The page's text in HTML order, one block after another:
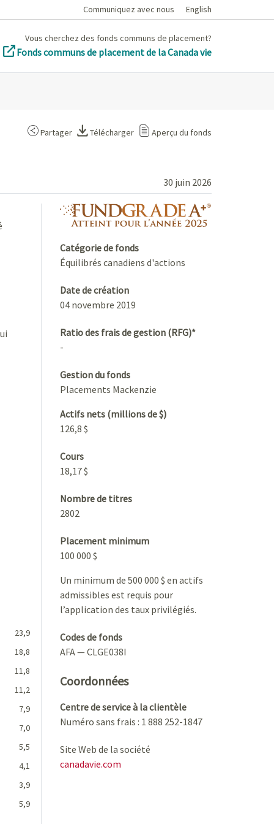
Communiquez avec nous English
Vous cherchez des fonds communs de placement?
Fonds communs de placement de la Canada vie
Partager Télécharger Aperçu du fonds
30 juin 2026
23,9
18,8
11,8
11,2
7,9
7,0
5,5
4,1
3,9
5,9
Catégorie de fonds
Équilibrés canadiens d'actions
Date de création
04 novembre 2019
Ratio des frais de gestion (RFG)*
-
Gestion du fonds
Placements Mackenzie
Actifs nets (millions de $)
126,8 $
Cours
18,17 $
Nombre de titres
2802
Placement minimum
100 000 $
Un minimum de 500 000 $ en actifs
admissibles est requis pour
l’application des taux privilégiés.
Codes de fonds
AFA — CLGE038I
Coordonnées
Centre de service à la clientèle
Numéro sans frais : 1 888 252-1847
Site Web de la société
canadavie.com